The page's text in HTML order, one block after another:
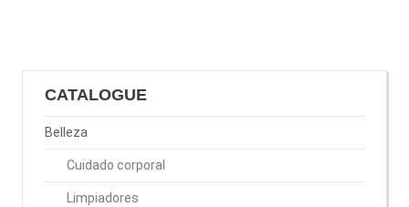
CATALOGUE
Belleza
Cuidado corporal
Limpiadores